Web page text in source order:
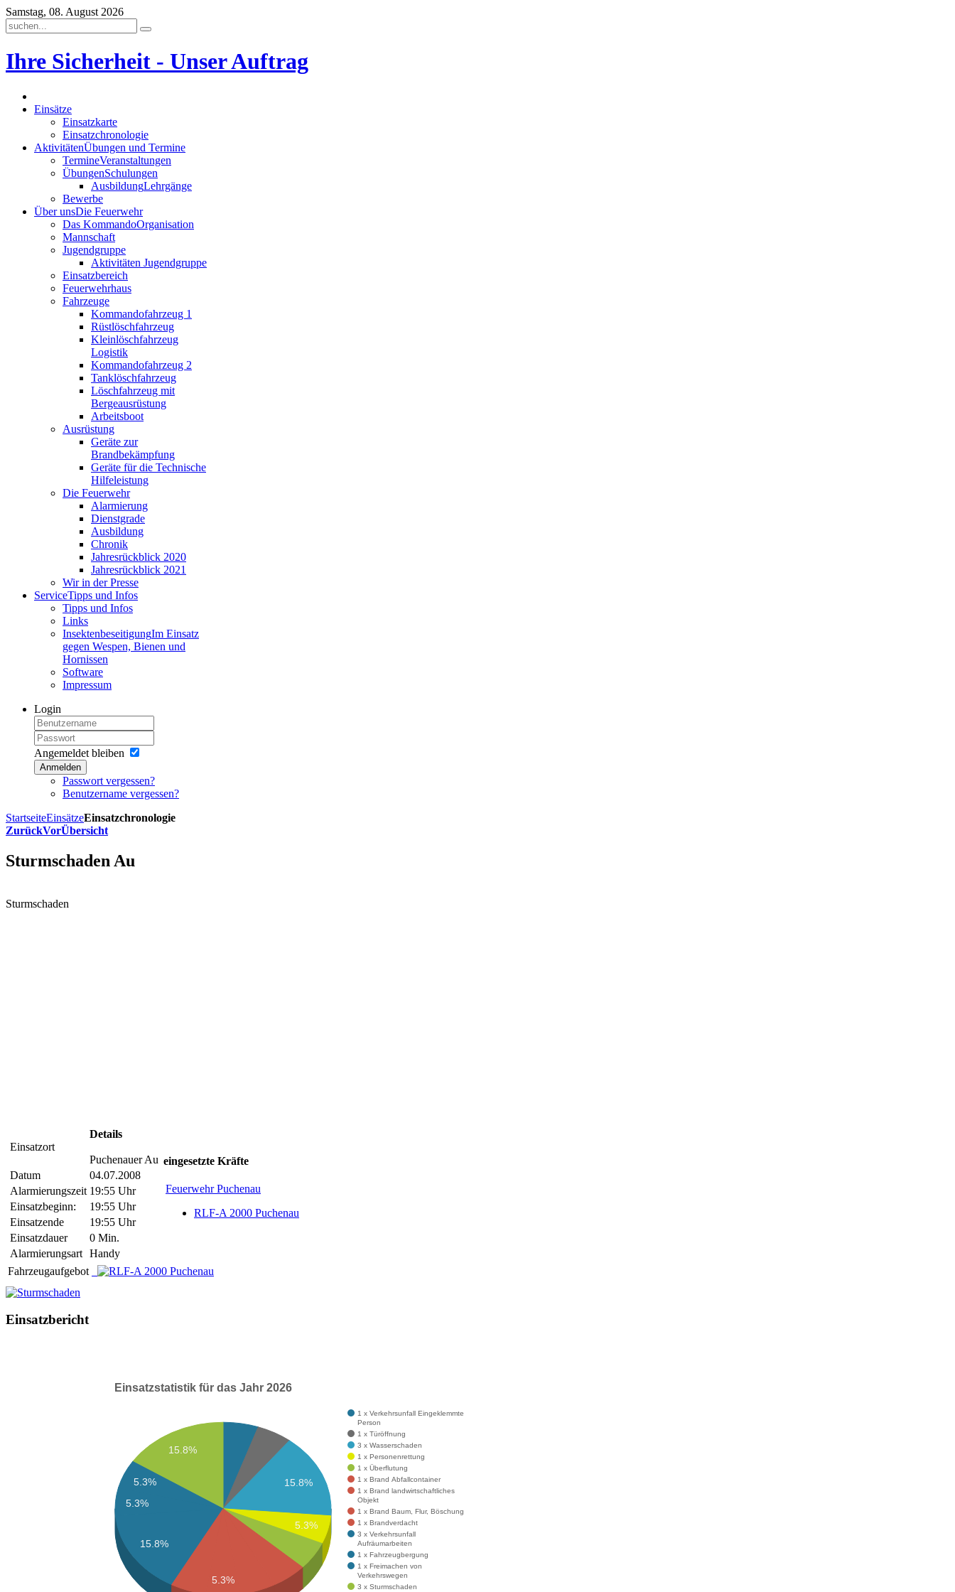
Samstag, 08. August 2026
Ihre Sicherheit - Unser Auftrag
Einsätze
Einsatzkarte
Einsatzchronologie
AktivitätenÜbungen und Termine
TermineVeranstaltungen
ÜbungenSchulungen
AusbildungLehrgänge
Bewerbe
Über unsDie Feuerwehr
Das KommandoOrganisation
Mannschaft
Jugendgruppe
Aktivitäten Jugendgruppe
Einsatzbereich
Feuerwehrhaus
Fahrzeuge
Kommandofahrzeug 1
Rüstlöschfahrzeug
Kleinlöschfahrzeug
Logistik
Kommandofahrzeug 2
Tanklöschfahrzeug
Löschfahrzeug mit
Bergeausrüstung
Arbeitsboot
Ausrüstung
Geräte zur
Brandbekämpfung
Geräte für die Technische
Hilfeleistung
Die Feuerwehr
Alarmierung
Dienstgrade
Ausbildung
Chronik
Jahresrückblick 2020
Jahresrückblick 2021
Wir in der Presse
ServiceTipps und Infos
Tipps und Infos
Links
InsektenbeseitigungIm Einsatz
gegen Wespen, Bienen und
Hornissen
Software
Impressum
Login
Angemeldet bleiben
Anmelden
Passwort vergessen?
Benutzername vergessen?
StartseiteEinsätzeEinsatzchronologie
ZurückVorÜbersicht
Sturmschaden Au
Sturmschaden
Einsatzort
Details
Puchenauer Au
Datum
04.07.2008
Alarmierungszeit 19:55 Uhr
Einsatzbeginn:
19:55 Uhr
Einsatzende
19:55 Uhr
Einsatzdauer
0 Min.
Alarmierungsart Handy
eingesetzte Kräfte
Feuerwehr Puchenau
RLF-A 2000 Puchenau
Fahrzeugaufgebot
Einsatzbericht
Einsatzstatistik für das Jahr 2026
1 x Verkehrsunfall Eingeklemmte
Person
1 x Türöffnung
3 x Wasserschaden
1 x Personenrettung
1 x Überflutung
1 x Brand Abfallcontainer
1 x Brand landwirtschaftliches
Objekt
1 x Brand Baum, Flur, Böschung
1 x Brandverdacht
3 x Verkehrsunfall
Aufräumarbeiten
1 x Fahrzeugbergung
1 x Freimachen von
Verkehrswegen
3 x Sturmschaden
15.8%
5.3%
15.8%
5.3%
5.3%
15.8%
5.3%